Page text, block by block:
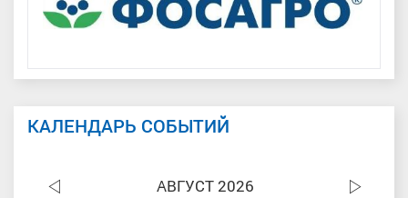
КАЛЕНДАРЬ СОБЫТИЙ
АВГУСТ 2026